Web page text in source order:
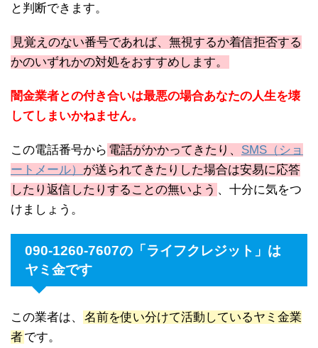
と判断できます。
見覚えのない番号であれば、無視するか着信拒否する
かのいずれかの対処をおすすめします。
闇金業者との付き合いは最悪の場合あなたの人生を壊
してしまいかねません。
この電話番号から 電話がかかってきたり、 SMS（ショ
ートメール） が送られてきたりした場合は安易に応答
したり返信したりすることの無いよう 、十分に気をつ
けましょう。
090-1260-7607の「ライフクレジット」は
ヤミ金です
この業者は、
名前を使い分けて活動しているヤミ金業
者です。